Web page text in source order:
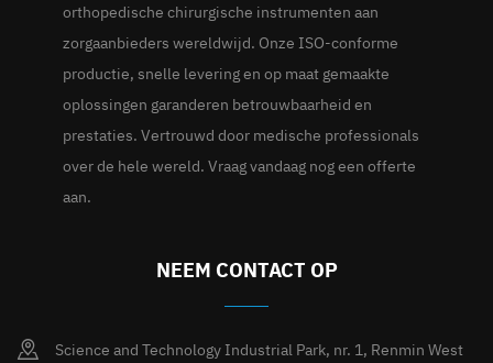
orthopedische chirurgische instrumenten aan
zorgaanbieders wereldwijd. Onze ISO-conforme
productie, snelle levering en op maat gemaakte
oplossingen garanderen betrouwbaarheid en
prestaties. Vertrouwd door medische professionals
over de hele wereld. Vraag vandaag nog een offerte
aan.
NEEM CONTACT OP
Science and Technology Industrial Park, nr. 1, Renmin West